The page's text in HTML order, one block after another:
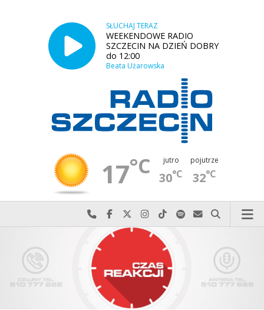
SŁUCHAJ TERAZ
WEEKENDOWE RADIO
SZCZECIN NA DZIEŃ DOBRY
do 12:00
Beata Użarowska
17°C jutro
30°C
pojutrze
32°C
Najlepiej po prostu do nas zadzwoń
Odwiedź nas na Facebook-u
Odwiedź nas na X
Odwiedź nas na Instagram-ie
Odwiedź nas na TikTok-u
Szukaj nas na Spotify
Wyślij do nas
Szukaj